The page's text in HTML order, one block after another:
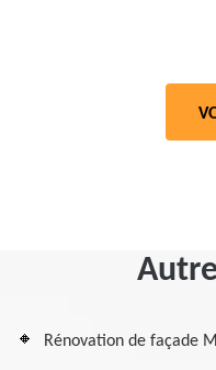
Rénovation de façade